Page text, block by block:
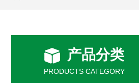
产品分类
PRODUCTS CATEGORY